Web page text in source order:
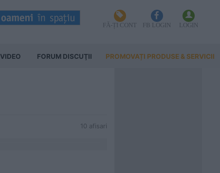
FĂ-ȚI CONT FB LOGIN LOGIN
VIDEO FORUM DISCUŢII PROMOVAȚI PRODUSE & SERVICII
10 afisari